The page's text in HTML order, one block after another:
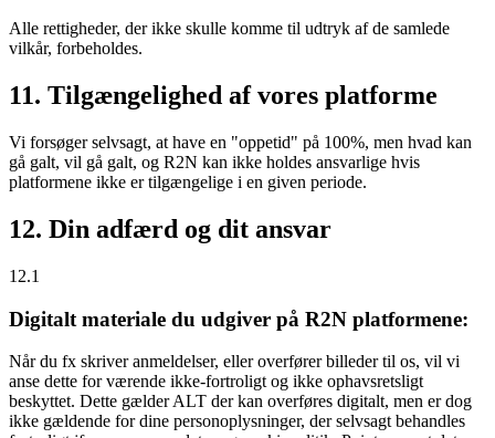
Alle rettigheder, der ikke skulle komme til udtryk af de samlede
vilkår, forbeholdes.
11. Tilgængelighed af vores platforme
Vi forsøger selvsagt, at have en "oppetid" på 100%, men hvad kan
gå galt, vil gå galt, og R2N kan ikke holdes ansvarlige hvis
platformene ikke er tilgængelige i en given periode.
12. Din adfærd og dit ansvar
12.1
Digitalt materiale du udgiver på R2N platformene:
Når du fx skriver anmeldelser, eller overfører billeder til os, vil vi
anse dette for værende ikke-fortroligt og ikke ophavsretsligt
beskyttet. Dette gælder ALT der kan overføres digitalt, men er dog
ikke gældende for dine personoplysninger, der selvsagt behandles